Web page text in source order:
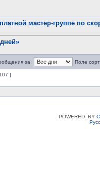
мастер-группе по
за: Поле
]
POWERED_BY